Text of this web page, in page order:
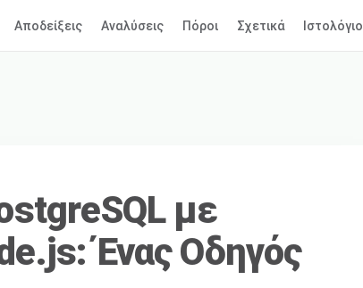
Αποδείξεις Αναλύσεις Πόροι Σχετικά Ιστολόγιο
με
Ένας Οδηγός